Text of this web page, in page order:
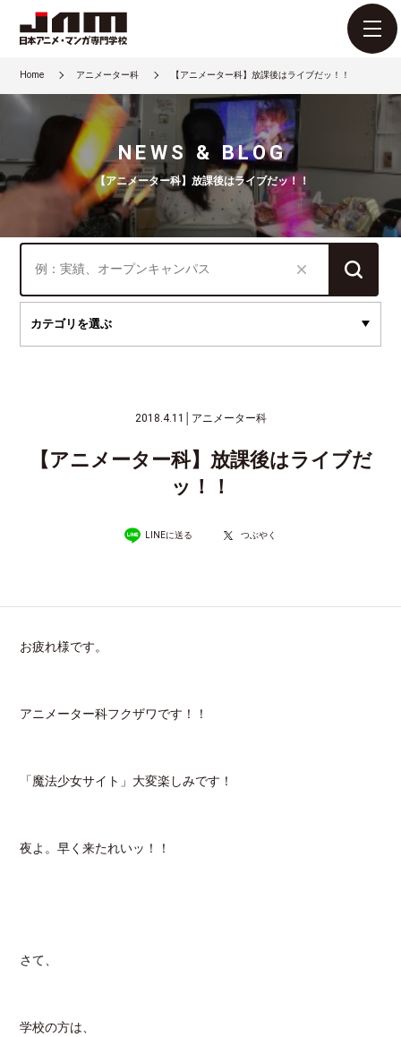
Home アニメーター科 【アニメーター科】放課後はライブだッ！！
NEWS & BLOG
【アニメーター科】放課後はライブだッ！！
2018.4.11 アニメーター科
【アニメーター科】放課後はライブだ
ッ！！
LINEに送る つぶやく
お疲れ様です。
アニメーター科フクザワです！！
「魔法少女サイト」大変楽しみです！
夜よ。早く来たれいッ！！
さて、
学校の方は、